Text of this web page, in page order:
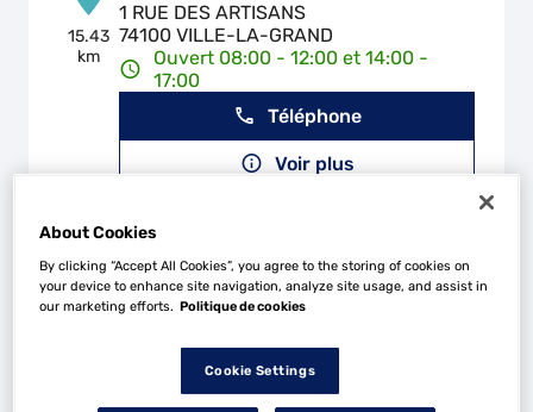
15.43
km
1 RUE DES ARTISANS
74100 VILLE-LA-GRAND
Ouvert 08:00 - 12:00 et 14:00 -
17:00
Téléphone
Voir plus
4 GARAGE PAIS
19 rue de Montreal
74100 VILLE LA GRAND
Téléphone
About Cookies
By clicking “Accept All Cookies”, you agree to the storing of cookies on
your device to enhance site navigation, analyze site usage, and assist in
our marketing efforts. Politique de cookies
Cookie Settings